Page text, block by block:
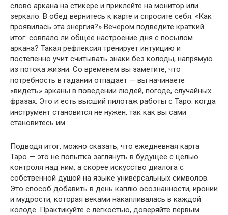
слово аркана на стикере и приклейте на монитор или
зеркало. В обед вернитесь к карте и спросите себя: «Как
проявилась эта энергия?» Вечером подведите краткий
итог: совпало ли общее настроение дня с посылом
аркана? Такая рефлексия тренирует интуицию и
постепенно учит считывать знаки без колоды, напрямую
из потока жизни. Со временем вы заметите, что
потребность в гадании отпадает — вы начинаете
«видеть» арканы в поведении людей, погоде, случайных
фразах. Это и есть высший пилотаж работы с Таро: когда
инструмент становится не нужен, так как вы сами
становитесь им.
Подводя итог, можно сказать, что ежедневная карта
Таро — это не попытка заглянуть в будущее с целью
контроля над ним, а скорее искусство диалога с
собственной душой на языке универсальных символов.
Это способ добавить в день каплю осознанности, иронии
и мудрости, которая веками накапливалась в каждой
колоде. Практикуйте с лёгкостью, доверяйте первым